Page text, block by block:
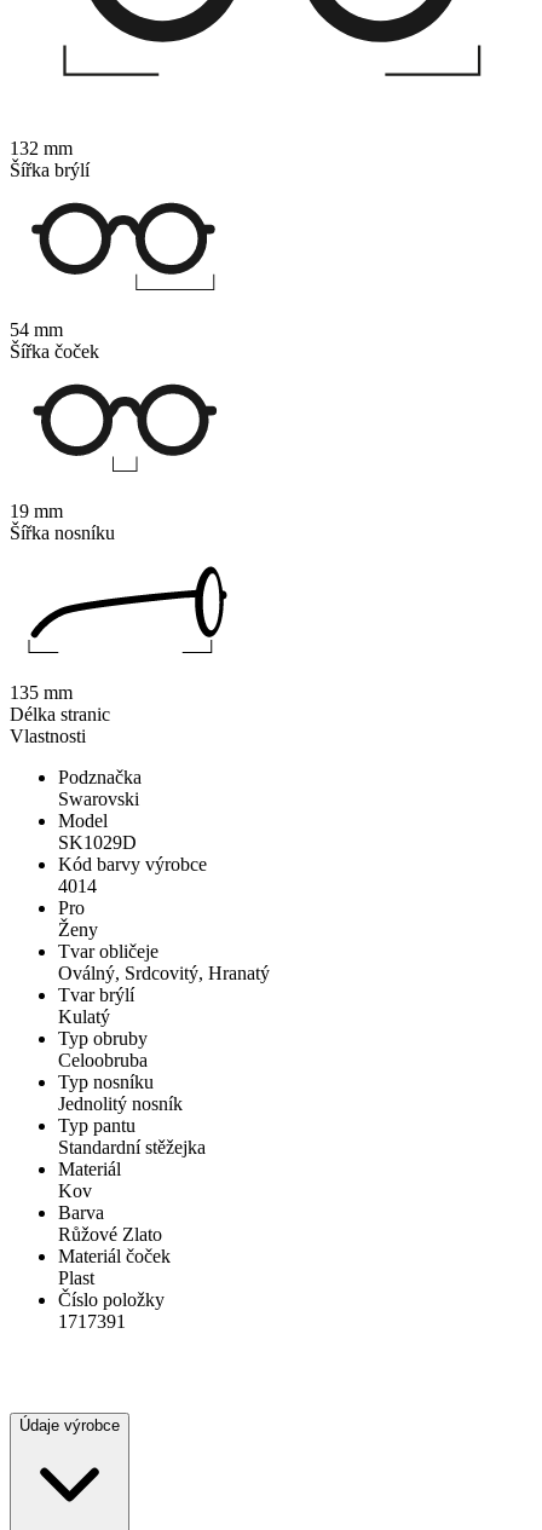
Vlastnosti
Podznačka
Swarovski
Model
SK1029D
Kód barvy výrobce
4014
Pro
Ženy
Tvar obličeje
Oválný, Srdcovitý, Hranatý
Tvar brýlí
Kulatý
Typ obruby
Celoobruba
Typ nosníku
Jednolitý nosník
Typ pantu
Standardní stěžejka
Materiál
Kov
Barva
Růžové Zlato
Materiál čoček
Plast
Číslo položky
1717391
Údaje výrobce
132 mm
Šířka brýlí
54 mm
Šířka čoček
19 mm
Šířka nosníku
135 mm
Délka stranic